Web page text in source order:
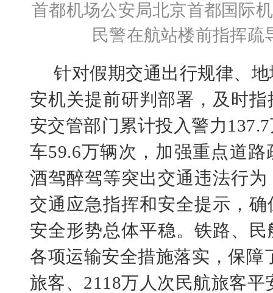
首都机场公安局北京首都国际
民警在航站楼前指挥疏
针对假期交通出行规律、
安机关提前研判部署，及时
安交管部门累计投入警力
车59.6万辆次，加强重点道
酒驾醉驾等突出交通违法行
交通应急指挥和安全提示，
安全形势总体平稳。铁路、
各项运输安全措施落实，保障
旅客、2118万人次民航旅客平